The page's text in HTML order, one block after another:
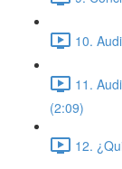
10.
11.
(2:09)
12.